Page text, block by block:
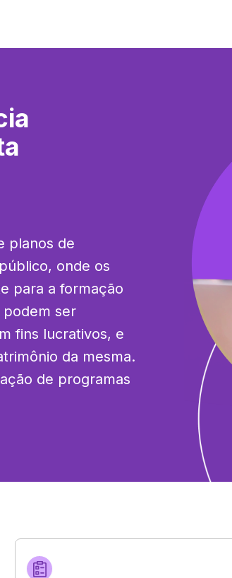
planos de
onde os
para a formação
podem ser
fins lucrativos, e
da mesma.
de programas